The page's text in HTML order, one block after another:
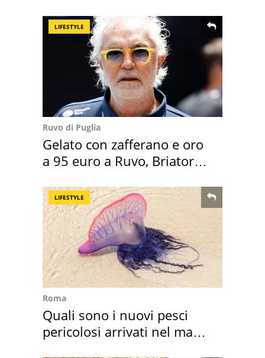
LIFESTYLE
Ruvo di Puglia
Gelato con zafferano e oro
a 95 euro a Ruvo, Briatore
LIFESTYLE
Roma
Quali sono i nuovi pesci
pericolosi arrivati nel mar